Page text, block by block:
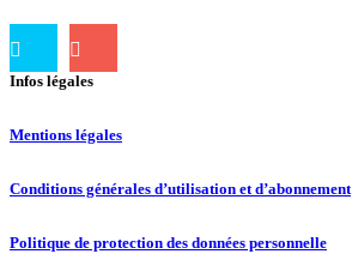
Infos légales
Mentions légales
Conditions générales d’utilisation et d’abonnement
Politique de protection des données personnelle